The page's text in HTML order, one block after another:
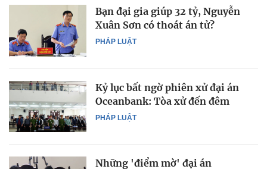
PHÁP LUẬT
Bạn đại gia giúp 32 tỷ, Nguyễn
Xuân Sơn có thoát án tử?
PHÁP LUẬT
Kỷ lục bất ngờ phiên xử đại án
Oceanbank: Tòa xử đến đêm
Những 'điểm mờ' đại án